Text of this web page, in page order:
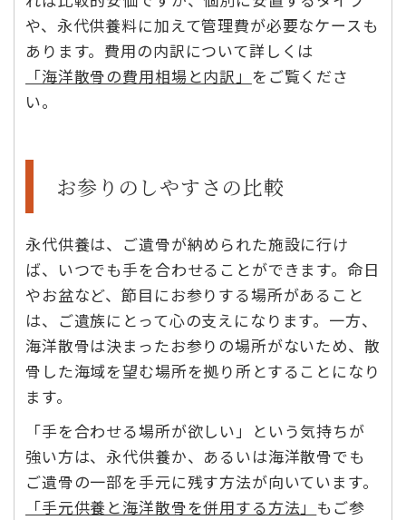
や、永代供養料に加えて管理費が必要なケースも
あります。費用の内訳について詳しくは
「海洋散骨の費用相場と内訳」 をご覧くださ
い。
お参りのしやすさの比較
永代供養は、ご遺骨が納められた施設に行け
ば、いつでも手を合わせることができます。命日
やお盆など、節目にお参りする場所があること
は、ご遺族にとって心の支えになります。一方、
海洋散骨は決まったお参りの場所がないため、散
骨した海域を望む場所を拠り所とすることになり
ます。
「手を合わせる場所が欲しい」という気持ちが
強い方は、永代供養か、あるいは海洋散骨でも
ご遺骨の一部を手元に残す方法が向いています。
「手元供養と海洋散骨を併用する方法」 もご参